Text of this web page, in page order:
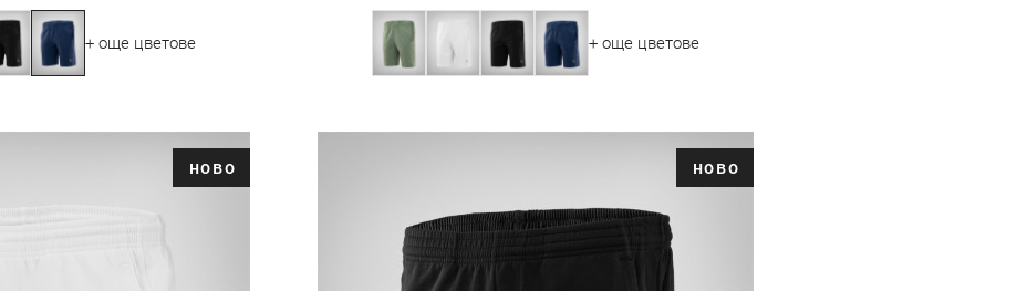
+ още цветове + още цветове
ново ново